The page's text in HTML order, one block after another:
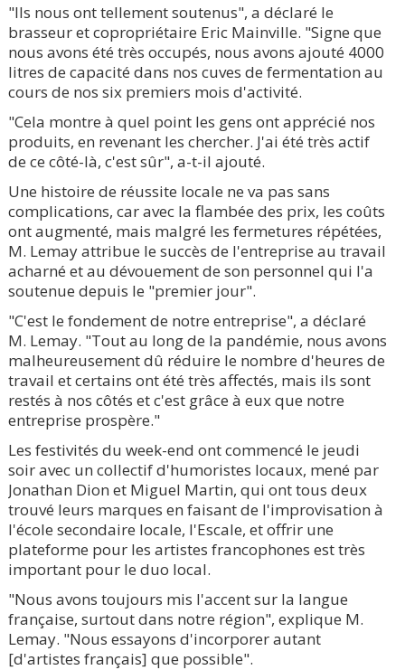
"Ils nous ont tellement soutenus", a déclaré le
brasseur et copropriétaire Eric Mainville. "Signe que
nous avons été très occupés, nous avons ajouté 4000
litres de capacité dans nos cuves de fermentation au
cours de nos six premiers mois d'activité.
"Cela montre à quel point les gens ont apprécié nos
produits, en revenant les chercher. J'ai été très actif
de ce côté-là, c'est sûr", a-t-il ajouté.
Une histoire de réussite locale ne va pas sans
complications, car avec la flambée des prix, les coûts
ont augmenté, mais malgré les fermetures répétées,
M. Lemay attribue le succès de l'entreprise au travail
acharné et au dévouement de son personnel qui l'a
soutenue depuis le "premier jour".
"C'est le fondement de notre entreprise", a déclaré
M. Lemay. "Tout au long de la pandémie, nous avons
malheureusement dû réduire le nombre d'heures de
travail et certains ont été très affectés, mais ils sont
restés à nos côtés et c'est grâce à eux que notre
entreprise prospère."
Les festivités du week-end ont commencé le jeudi
soir avec un collectif d'humoristes locaux, mené par
Jonathan Dion et Miguel Martin, qui ont tous deux
trouvé leurs marques en faisant de l'improvisation à
l'école secondaire locale, l'Escale, et offrir une
plateforme pour les artistes francophones est très
important pour le duo local.
"Nous avons toujours mis l'accent sur la langue
française, surtout dans notre région", explique M.
Lemay. "Nous essayons d'incorporer autant
[d'artistes français] que possible".